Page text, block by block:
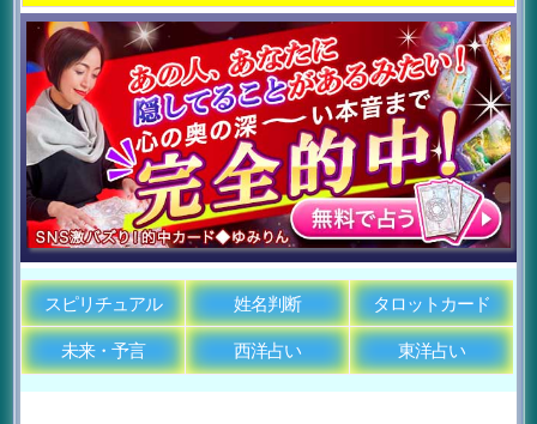
スピリチュアル 姓名判断 タロットカード
未来・予言 西洋占い 東洋占い